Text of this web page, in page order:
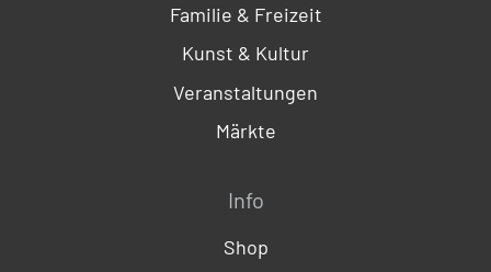
Familie & Freizeit
Kunst & Kultur
Veranstaltungen
Märkte
Info
Shop